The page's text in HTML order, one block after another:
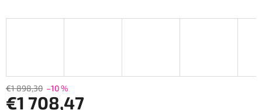
€1 898,30 –10 %
€1 708,47